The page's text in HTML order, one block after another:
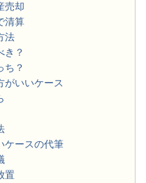
売却
清算
法
き？
ち？
がいいケース
ケースの代筆
置